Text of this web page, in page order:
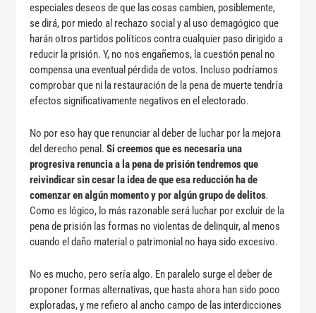
especiales deseos de que las cosas cambien, posiblemente,
se dirá, por miedo al rechazo social y al uso demagógico que
harán otros partidos políticos contra cualquier paso dirigido a
reducir la prisión. Y, no nos engañemos, la cuestión penal no
compensa una eventual pérdida de votos. Incluso podríamos
comprobar que ni la restauración de la pena de muerte tendría
efectos significativamente negativos en el electorado.
No por eso hay que renunciar al deber de luchar por la mejora
del derecho penal.Si creemos que es necesaria una
progresiva renuncia a la pena de prisión tendremos que
reivindicar sin cesar la idea de que esa reducción ha de
comenzar en algún momento y por algún grupo de delitos.
Como es lógico, lo más razonable será luchar por excluir de la
pena de prisión las formas no violentas de delinquir, al menos
cuando el daño material o patrimonial no haya sido excesivo.
No es mucho, pero sería algo. En paralelo surge el deber de
proponer formas alternativas, que hasta ahora han sido poco
exploradas, y me refiero al ancho campo de las interdicciones